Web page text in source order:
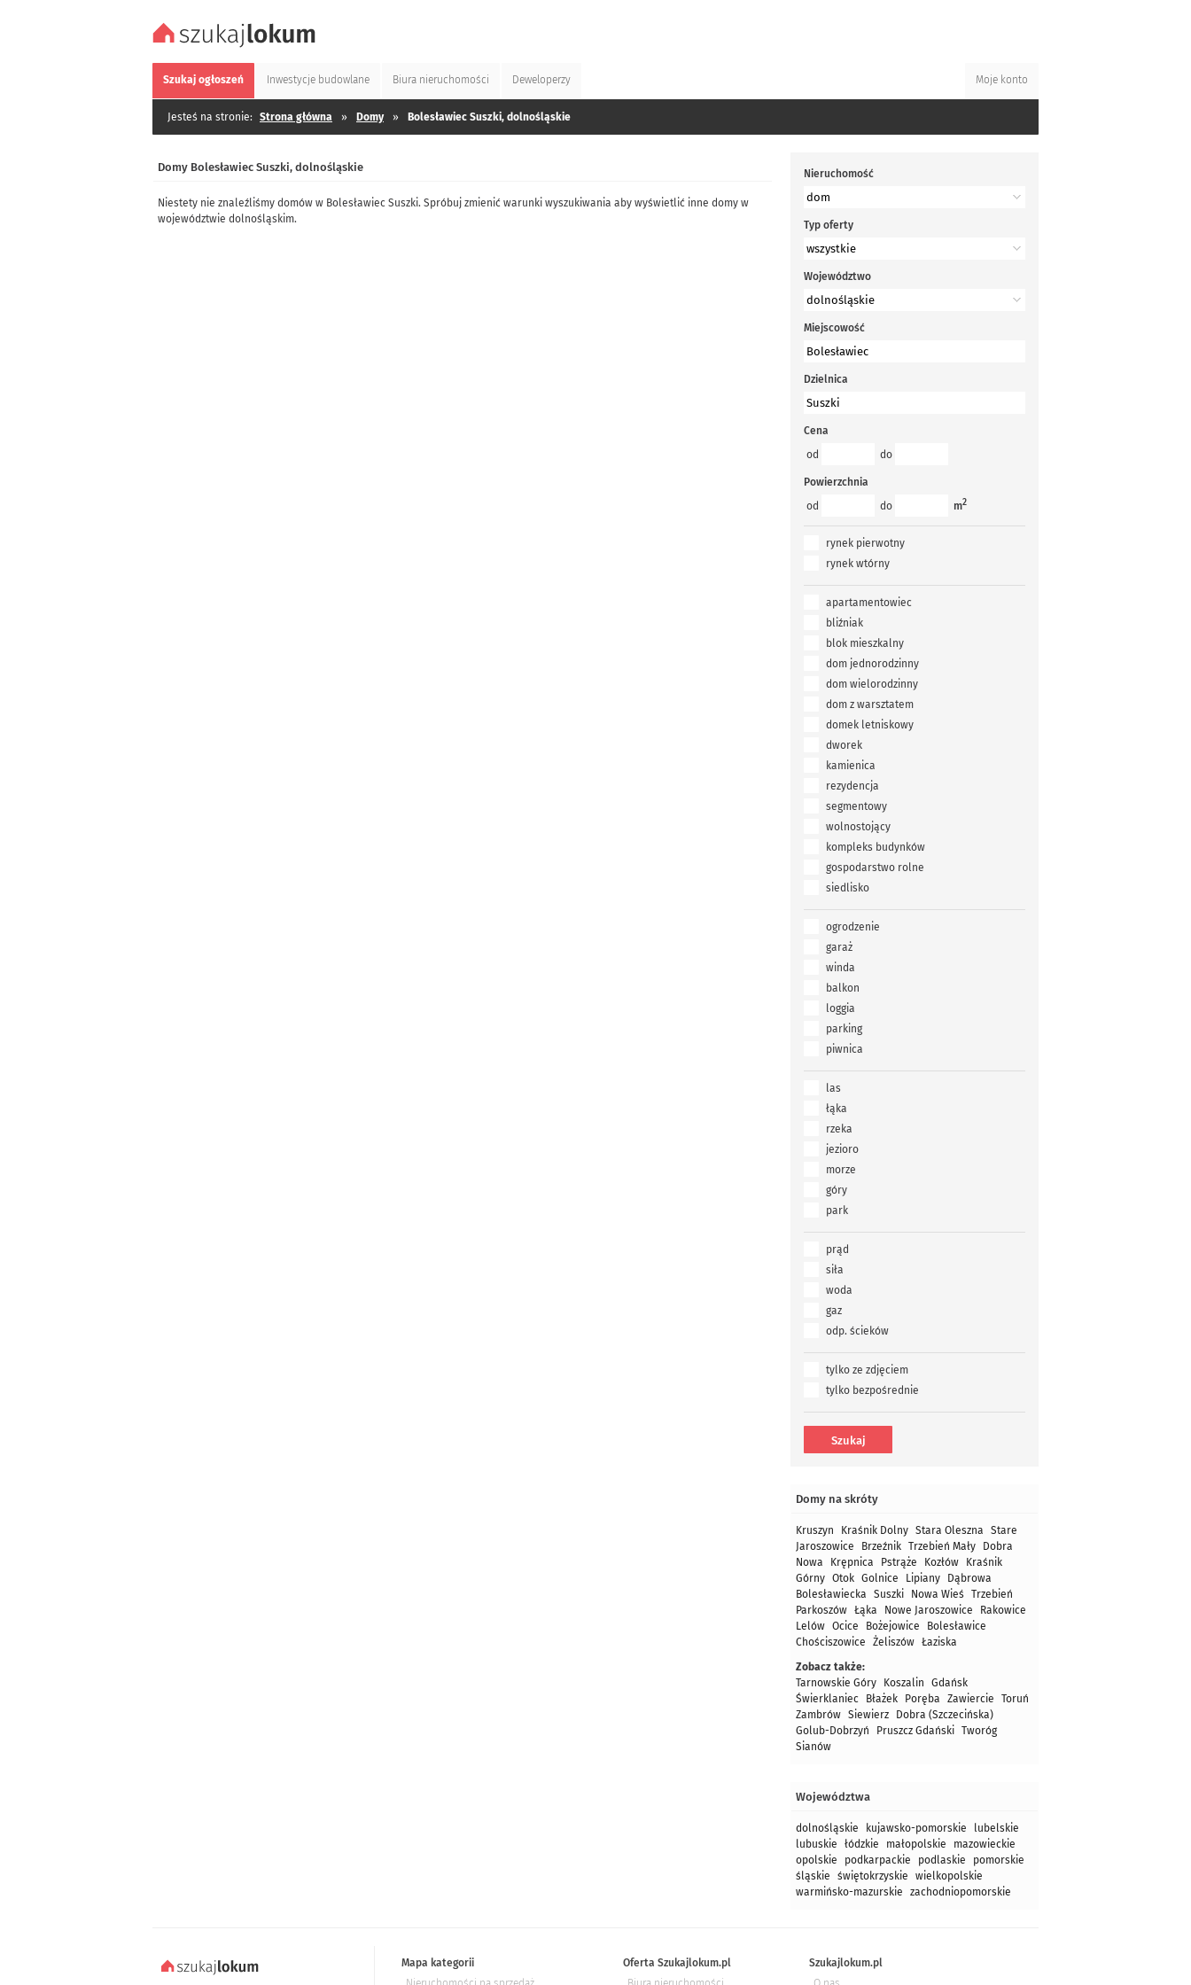
Szukaj ogłoszeń Inwestycje budowlane Biura nieruchomości Deweloperzy Moje konto
Jesteś na stronie: Strona główna » Domy » Bolesławiec Suszki, dolnośląskie
Domy Bolesławiec Suszki, dolnośląskie
Niestety nie znaleźliśmy domów w Bolesławiec Suszki. Spróbuj zmienić warunki wyszukiwania aby wyświetlić inne domy w
województwie dolnośląskim.
Nieruchomość
Typ oferty
Województwo
Miejscowość
Dzielnica
Cena
od
do
Powierzchnia
od
do m2
rynek pierwotny
rynek wtórny
apartamentowiec
bliźniak
blok mieszkalny
dom jednorodzinny
dom wielorodzinny
dom z warsztatem
domek letniskowy
dworek
kamienica
rezydencja
segmentowy
wolnostojący
kompleks budynków
gospodarstwo rolne
siedlisko
ogrodzenie
garaż
winda
balkon
loggia
parking
piwnica
las
łąka
rzeka
jezioro
morze
góry
park
prąd
siła
woda
gaz
odp. ścieków
tylko ze zdjęciem
tylko bezpośrednie
Domy na skróty
Kruszyn Kraśnik Dolny Stara Oleszna
Stare
Jaroszowice
Brzeźnik Trzebień Mały
Dobra
Nowa
Krępnica Pstrąże Kozłów
Kraśnik
Górny Otok Golnice Lipiany
Dąbrowa
Bolesławiecka
Suszki Nowa Wieś
Trzebień
Parkoszów Łąka Nowe Jaroszowice
Rakowice
Lelów Ocice Bożejowice
Bolesławice
Chościszowice
Żeliszów Łaziska
Zobacz także:
Tarnowskie Góry
Koszalin
Gdańsk
Świerklaniec
Błażek Poręba Zawiercie
Toruń
Zambrów Siewierz
Dobra (Szczecińska)
Golub-Dobrzyń
Pruszcz Gdański Tworóg
Sianów
Województwa
dolnośląskie kujawsko-pomorskie
lubelskie
lubuskie
łódzkie małopolskie
mazowieckie
opolskie
podkarpackie podlaskie
pomorskie
śląskie
świętokrzyskie
wielkopolskie
warmińsko-mazurskie
zachodniopomorskie
Mapa kategorii
Oferta Szukajlokum.pl
Szukajlokum.pl